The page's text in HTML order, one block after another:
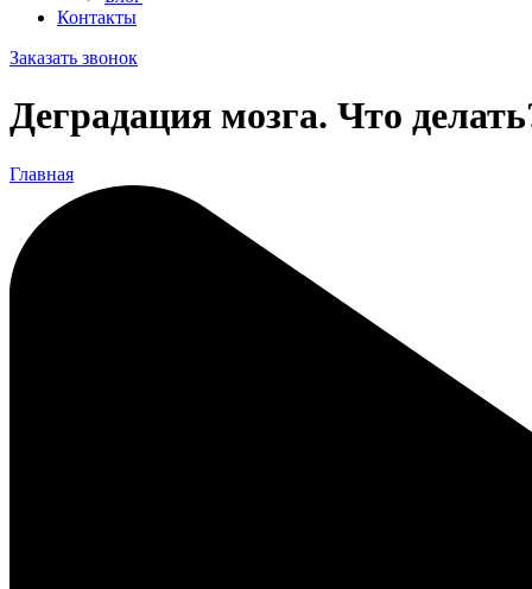
Контакты
Заказать звонок
Деградация мозга. Что
Главная